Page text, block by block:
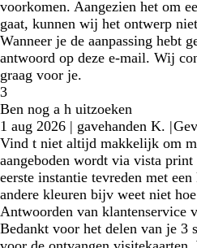
voorkomen. Aangezien het om
gaat, kunnen wij het ontwerp
Wanneer je de aanpassing hebt
antwoord op deze e-mail. Wij
graag voor je.
3
Ben nog a h uitzoeken
1 aug 2026 | gavehanden K. |
Vind t niet altijd makkelijk om
aangeboden wordt via vista
eerste instantie tevreden met
andere kleuren bijv weet niet
Antwoorden van klantenservice
Bedankt voor het delen van je 3